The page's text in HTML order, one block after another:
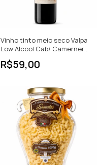
Vinho tinto meio seco Valpa
Low Alcool Cab/ Camernere -
750ml
R$59,00